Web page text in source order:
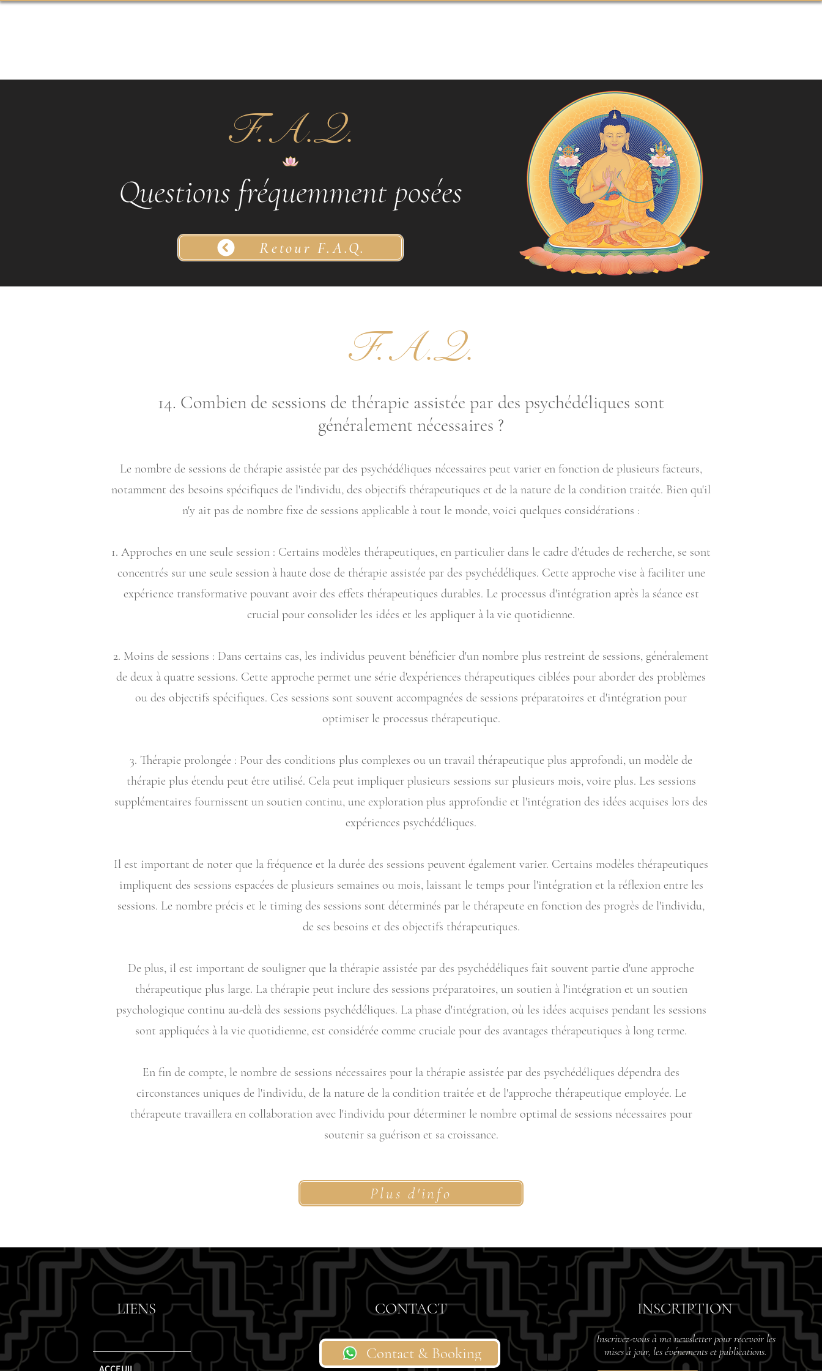
F.A.Q.
Questions fréquemment posées
Retour F.A.Q.
F.A.Q.
14. Combien de sessions de thérapie assistée par des psychédéliques sont
généralement nécessaires ?
Le nombre de sessions de thérapie assistée par des psychédéliques nécessaires peut varier en fonction de plusieurs facteurs,
notamment des besoins spécifiques de l'individu, des objectifs thérapeutiques et de la nature de la condition traitée. Bien qu'il
n'y ait pas de nombre fixe de sessions applicable à tout le monde, voici quelques considérations :
1. Approches en une seule session : Certains modèles thérapeutiques, en particulier dans le cadre d'études de recherche, se sont
concentrés sur une seule session à haute dose de thérapie assistée par des psychédéliques. Cette approche vise à faciliter une
expérience transformative pouvant avoir des effets thérapeutiques durables. Le processus d'intégration après la séance est
crucial pour consolider les idées et les appliquer à la vie quotidienne.
2. Moins de sessions : Dans certains cas, les individus peuvent bénéficier d'un nombre plus restreint de sessions, généralement
de deux à quatre sessions. Cette approche permet une série d'expériences thérapeutiques ciblées pour aborder des problèmes
ou des objectifs spécifiques. Ces sessions sont souvent accompagnées de sessions préparatoires et d'intégration pour
optimiser le processus thérapeutique.
3. Thérapie prolongée : Pour des conditions plus complexes ou un travail thérapeutique plus approfondi, un modèle de
thérapie plus étendu peut être utilisé. Cela peut impliquer plusieurs sessions sur plusieurs mois, voire plus. Les sessions
supplémentaires fournissent un soutien continu, une exploration plus approfondie et l'intégration des idées acquises lors des
expériences psychédéliques.
Il est important de noter que la fréquence et la durée des sessions peuvent également varier. Certains modèles thérapeutiques
impliquent des sessions espacées de plusieurs semaines ou mois, laissant le temps pour l'intégration et la réflexion entre les
sessions. Le nombre précis et le timing des sessions sont déterminés par le thérapeute en fonction des progrès de l'individu,
de ses besoins et des objectifs thérapeutiques.
De plus, il est important de souligner que la thérapie assistée par des psychédéliques fait souvent partie d'une approche
thérapeutique plus large. La thérapie peut inclure des sessions préparatoires, un soutien à l'intégration et un soutien
psychologique continu au-delà des sessions psychédéliques. La phase d'intégration, où les idées acquises pendant les sessions
sont appliquées à la vie quotidienne, est considérée comme cruciale pour des avantages thérapeutiques à long terme.
En fin de compte, le nombre de sessions nécessaires pour la thérapie assistée par des psychédéliques dépendra des
circonstances uniques de l'individu, de la nature de la condition traitée et de l'approche thérapeutique employée. Le
thérapeute travaillera en collaboration avec l'individu pour déterminer le nombre optimal de sessions nécessaires pour
soutenir sa guérison et sa croissance.
Plus d'info
LIENS CONTACT INSCRIPTION
Inscrivez-vous à ma newsletter pour recevoir les
mises à jour, les événements et publications.
Contact & Booking